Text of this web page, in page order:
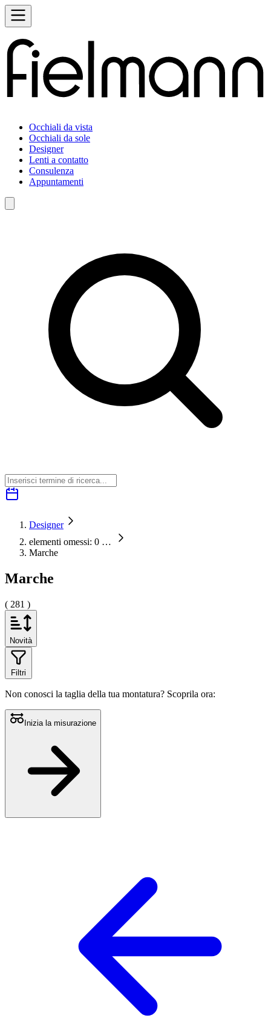
Occhiali da vista
Occhiali da sole
Designer
Lenti a contatto
Consulenza
Appuntamenti
Designer
elementi omessi: 0 …
Marche
Marche
( 281 )
Novità
Filtri
Non conosci la taglia della tua montatura? Scoprila ora:
Inizia la misurazione